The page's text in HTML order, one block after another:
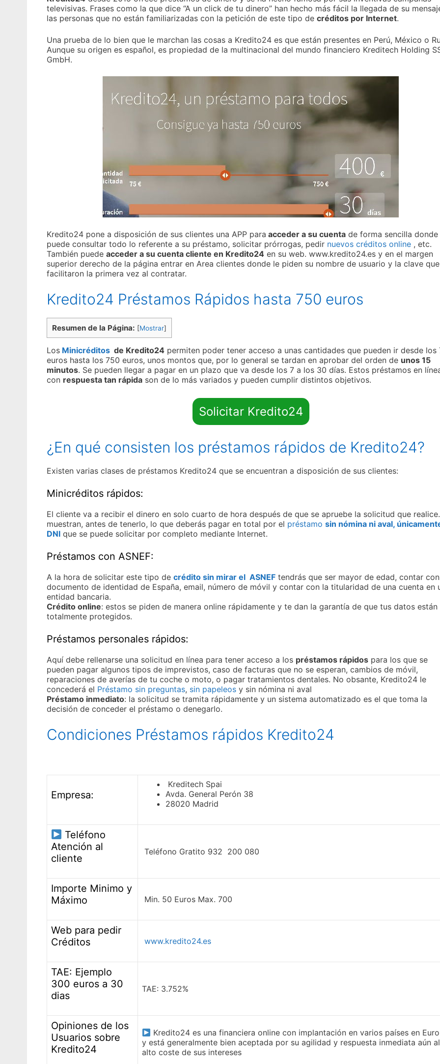
televisivas. Frases como la que dice “A un click de tu dinero” han hecho más fácil la llegada de su
las personas que no están familiarizadas con la petición de este tipo de créditos por Internet.
Una prueba de lo bien que le marchan las cosas a Kredito24 es que están presentes en Perú, México o
Aunque su origen es español, es propiedad de la multinacional del mundo financiero Kreditech Holding
GmbH.
Kredito24 pone a disposición de sus clientes una APP para acceder a su cuentade forma sencilla donde
puede consultar todo lo referente a su préstamo, solicitar prórrogas, pedir nuevos créditos online, etc.
También puede acceder a su cuenta cliente en Kredito24en su web. www.kredito24.es y en el margen
superior derecho de la página entrar en Area clientes donde le piden su nombre de usuario y la clave
facilitaron la primera vez al contratar.
Kredito24 Préstamos Rápidos hasta 750 euros
Resumen de la Página: [Mostrar]
LosMinicréditosde Kredito24permiten poder tener acceso a unas cantidades que pueden ir desde los
euros hasta los 750 euros, unos montos que, por lo general se tardan en aprobar del orden de unos 15
minutos. Se pueden llegar a pagar en un plazo que va desde los 7 a los 30 días. Estos préstamos en
con respuesta tan rápidason de lo más variados y pueden cumplir distintos objetivos.
Solicitar Kredito24
¿En qué consisten los préstamos rápidos de Kredito24?
Existen varias clases de préstamos Kredito24 que se encuentran a disposición de sus clientes:
Minicréditos rápidos:
El cliente va a recibir el dinero en solo cuarto de hora después de que se apruebe la solicitud que
muestran, antes de tenerlo, lo que deberás pagar en total por el préstamo sin nómina ni aval,
DNIque se puede solicitar por completo mediante Internet.
Préstamos con ASNEF:
A la hora de solicitar este tipo de crédito sin mirar el ASNEFtendrás que ser mayor de edad, contar
documento de identidad de España, email, número de móvil y contar con la titularidad de una cuenta en
entidad bancaria.
Crédito online: estos se piden de manera online rápidamente y te dan la garantía de que tus datos están
totalmente protegidos.
Préstamos personales rápidos:
Aquí debe rellenarse una solicitud en línea para tener acceso a los préstamos rápidospara los que se
pueden pagar algunos tipos de imprevistos, caso de facturas que no se esperan, cambios de móvil,
reparaciones de averías de tu coche o moto, o pagar tratamientos dentales. No obsante, Kredito24 le
concederá el Préstamo sin preguntas, sin papeleosy sin nómina ni aval
Préstamo inmediato: la solicitud se tramita rápidamente y un sistema automatizado es el que toma la
decisión de conceder el préstamo o denegarlo.
Condiciones Préstamos rápidos Kredito24
Empresa:
Kreditech Spai
Avda. General Perón 38
28020 Madrid
Teléfono
Atención al
cliente
Teléfono Gratito 932 200 080
Importe Minimo y
Máximo
Min. 50 Euros Max. 700
Web para pedir
Créditos
www.kredito24.es
TAE: Ejemplo
300 euros a 30
dias
TAE: 3.752%
Opiniones de los
Usuarios sobre
Kredito24
Kredito24 es una financiera online con implantación en varios países en
y está generalmente bien aceptada por su agilidad y respuesta inmediata aún al
alto coste de sus intereses